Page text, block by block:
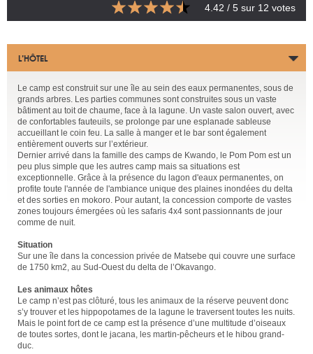
4.42 / 5 sur 12 votes
L’HÔTEL
Le camp est construit sur une île au sein des eaux permanentes, sous de
grands arbres. Les parties communes sont construites sous un vaste
bâtiment au toit de chaume, face à la lagune. Un vaste salon ouvert, avec
de confortables fauteuils, se prolonge par une esplanade sableuse
accueillant le coin feu. La salle à manger et le bar sont également
entièrement ouverts sur l’extérieur.
Dernier arrivé dans la famille des camps de Kwando, le Pom Pom est un
peu plus simple que les autres camp mais sa situations est
exceptionnelle. Grâce à la présence du lagon d'eaux permanentes, on
profite toute l'année de l'ambiance unique des plaines inondées du delta
et des sorties en mokoro. Pour autant, la concession comporte de vastes
zones toujours émergées où les safaris 4x4 sont passionnants de jour
comme de nuit.
Situation
Sur une île dans la concession privée de Matsebe qui couvre une surface
de 1750 km2, au Sud-Ouest du delta de l’Okavango.
Les animaux hôtes
Le camp n’est pas clôturé, tous les animaux de la réserve peuvent donc
s’y trouver et les hippopotames de la lagune le traversent toutes les nuits.
Mais le point fort de ce camp est la présence d’une multitude d’oiseaux
de toutes sortes, dont le jacana, les martin-pêcheurs et le hibou grand-
duc.